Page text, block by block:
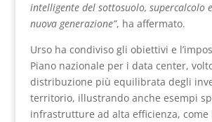
intelligente del sottosuolo, supercalcolo
nuova generazione”, ha affermato.
Urso ha condiviso gli obiettivi e
Piano nazionale per i data center,
distribuzione più equilibrata degli
territorio, illustrando anche esempi
infrastrutture ad alta efficienza, come